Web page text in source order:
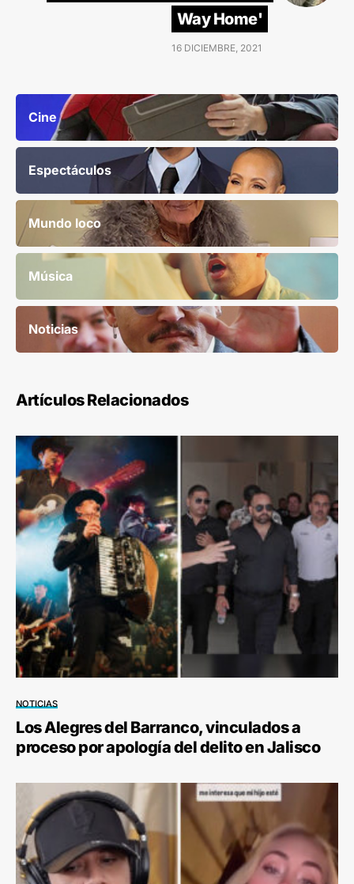
Way Home'
16 DICIEMBRE, 2021
Cine
Espectáculos
Mundo loco
Música
Noticias
Artículos Relacionados
NOTICIAS
Los Alegres del Barranco, vinculados a
proceso por apología del delito en Jalisco